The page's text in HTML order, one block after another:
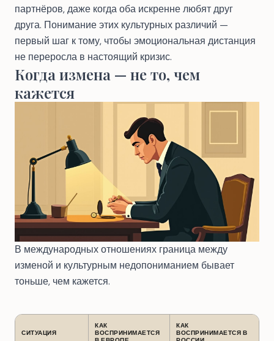
партнёров, даже когда оба искренне любят друг
друга. Понимание этих культурных различий —
первый шаг к тому, чтобы эмоциональная дистанция
не переросла в настоящий кризис.
Когда измена — не то, чем
кажется
В международных отношениях граница между
изменой и культурным недопониманием бывает
тоньше, чем кажется.
СИТУАЦИЯ
КАК
ВОСПРИНИМАЕТСЯ
КАК
ВОСПРИНИМАЕТСЯ В